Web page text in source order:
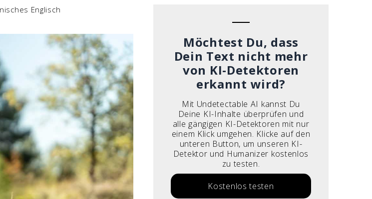
Englisch
Möchtest Du, dass
Dein Text nicht mehr
von KI-Detektoren
erkannt wird?
Mit Undetectable AI kannst Du
Deine KI-Inhalte überprüfen und
alle gängigen KI-Detektoren mit nur
einem Klick umgehen. Klicke auf den
unteren Button, um unseren KI-
Detektor und Humanizer kostenlos
zu testen.
Kostenlos testen